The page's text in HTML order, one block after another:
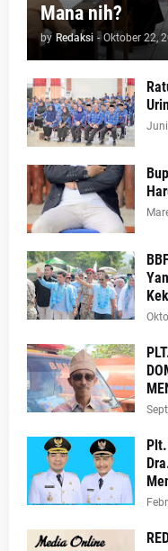
Mana nih?
by Redaksi - Oktober 22,
Urin